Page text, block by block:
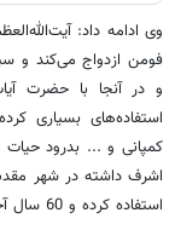
فومن ازدواج می‌کند
و در آنجا با حضرت
استفاده‌های بسیاری
کمپانی و ... بدرود
اشرف داشته در شهر
استفاده کرده و 60 سال آخر عمر با برکتشان را در همین شهر سکونت داشتند.